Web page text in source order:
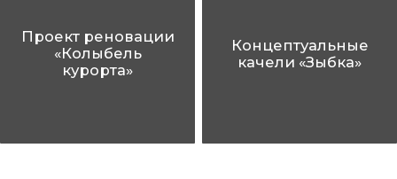
Проект реновации
«Колыбель
курорта»
Концептуальные
качели «Зыбка»